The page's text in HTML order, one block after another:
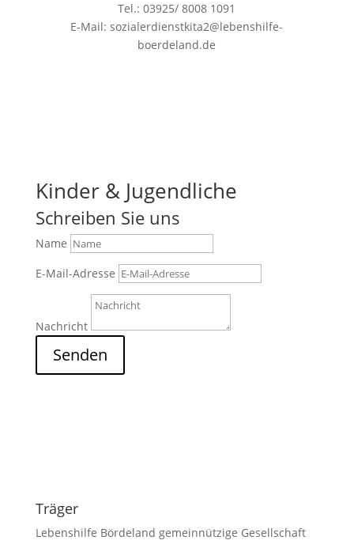
Tel.: 03925/ 8008 1091
E-Mail: sozialerdienstkita2@lebenshilfe-
boerdeland.de
Kinder & Jugendliche
Schreiben Sie uns
Name
E-Mail-Adresse
Nachricht
Senden
Träger
Lebenshilfe Bördeland gemeinnützige Gesellschaft